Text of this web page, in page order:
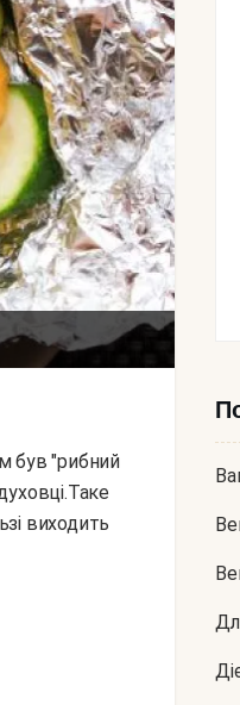
виходить